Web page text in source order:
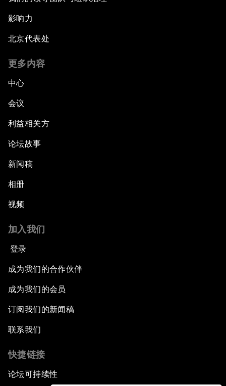
影响力
北京代表处
更多内容
中心
会议
利益相关方
论坛故事
新闻稿
相册
视频
加入我们
登录
成为我们的合作伙伴
成为我们的会员
订阅我们的新闻稿
联系我们
快捷链接
论坛可持续性